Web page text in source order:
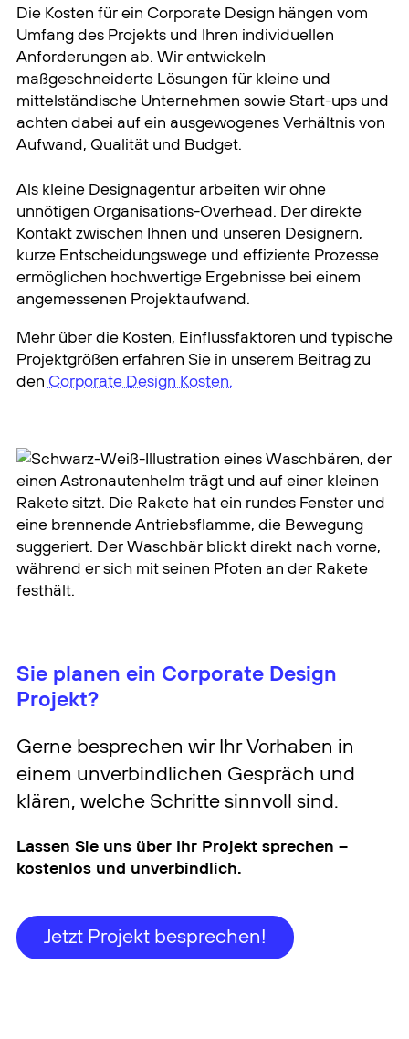
Die Kosten für ein Corporate Design hängen vom
Umfang des Projekts und Ihren individuellen
Anforderungen ab. Wir entwickeln
maßgeschneiderte Lösungen für kleine und
mittelständische Unternehmen sowie Start-ups und
achten dabei auf ein ausgewogenes Verhältnis von
Aufwand, Qualität und Budget.
Als kleine Designagentur arbeiten wir ohne
unnötigen Organisations-Overhead. Der direkte
Kontakt zwischen Ihnen und unseren Designern,
kurze Entscheidungswege und effiziente Prozesse
ermöglichen hochwertige Ergebnisse bei einem
angemessenen Projektaufwand.
Mehr über die Kosten, Einflussfaktoren und typische
Projektgrößen erfahren Sie in unserem Beitrag zu
den Corporate Design Kosten.
Sie planen ein Corporate Design
Projekt?
Gerne besprechen wir Ihr Vorhaben in
einem unverbindlichen Gespräch und
klären, welche Schritte sinnvoll sind.
Lassen Sie uns über Ihr Projekt sprechen –
kostenlos und unverbindlich.
Jetzt Projekt besprechen!